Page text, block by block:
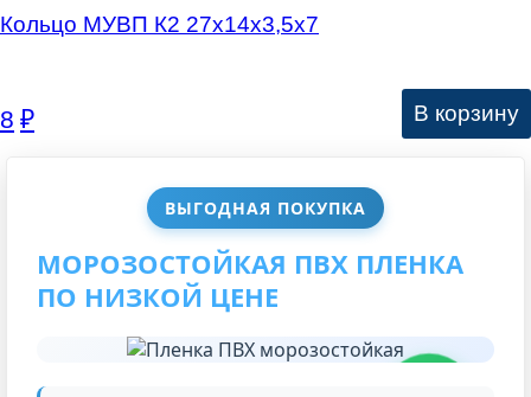
ВЫГОДНАЯ ПОКУПКА
МОРОЗОСТОЙКАЯ ПВХ ПЛЕНКА
ПО НИЗКОЙ ЦЕНЕ
Кольцо МУВП К2 27х14х3,5х7
8 ₽ В корзину